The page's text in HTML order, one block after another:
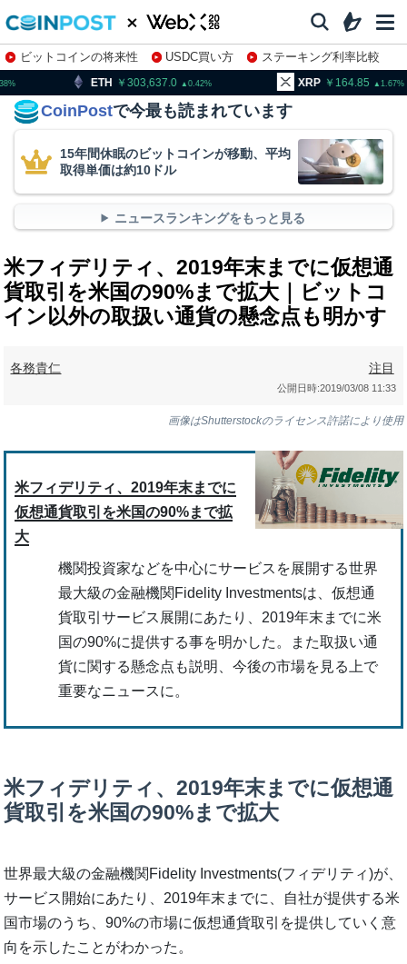
ビットコインの将来性 USDC買い方
ステーキング利率比較
株特集・関連銘柄
303,637.0 0.42 XRP BNB
CoinPostで今最も読まれています
15年間休眠のビットコインが移動、平均
取得単価は約10ドル
ニュースランキングをもっと見る
米フィデリティ、2019年末までに仮想通
貨取引を米国の90%まで拡大｜ビットコ
イン以外の取扱い通貨の懸念点も明かす
各務貴仁 注目
公開日時:2019/03/08 11:33
画像はShutterstockのライセンス許諾により使用
米フィデリティ、2019年末までに
仮想通貨取引を米国の90%まで拡
大
機関投資家などを中心にサービスを展開する世界
最大級の金融機関Fidelity Investmentsは、仮想通
貨取引サービス展開にあたり、2019年末までに米
国の90%に提供する事を明かした。また取扱い通
貨に関する懸念点も説明、今後の市場を見る上で
重要なニュースに。
米フィデリティ、2019年末までに仮想通
貨取引を米国の90%まで拡大
世界最大級の金融機関Fidelity Investments(フィデリティ)が、
サービス開始にあたり、2019年末までに、自社が提供する米
国市場のうち、90%の市場に仮想通貨取引を提供していく意
向を示したことがわかった。